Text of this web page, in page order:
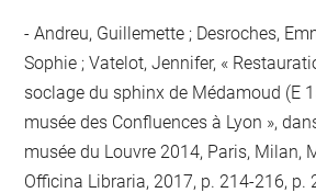
Andreu, Guillemette ; Desroches,
Sophie ; Vatelot, Jennifer, «
soclage du sphinx de Médamoud (E
musée des Confluences à Lyon »,
musée du Louvre 2014, Paris, Milan,
Officina Libraria, 2017, p. 214-216, p.